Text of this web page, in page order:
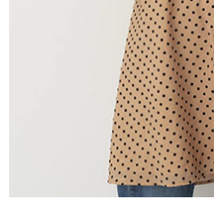
１．透過由恩沛科技股份有限公司提供
易，需依本服務之必要範圍內提供個人
權轉讓予恩沛科技股份有限公司。
２．關於個人資料處理事宜，請瀏覽以
https://aftee.tw/terms/#terms3
３．未成年的使用者請事先徵得法定代
「AFTEE先享後付」，若未經同意申辦
４．使用「AFTEE先享後付」時，將
時審查核予不同之上限額度；若仍有額
請求用戶進行身份認證。
每筆NT$60，滿NT$888(含以上)免
每筆NT$60，滿NT$888(含以上)免
每筆NT$90，滿NT$888(含以上)免